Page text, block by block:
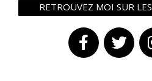
RETROUVEZ MOI SUR